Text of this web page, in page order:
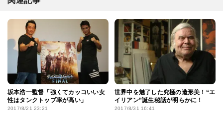
坂本浩一監督「強くてカッコいい女
性はタンクトップ率が高い」
2017/8/21 23:21
世界中を魅了した究極の造形美！“エ
イリアン”誕生秘話が明らかに！
2017/8/31 16:41